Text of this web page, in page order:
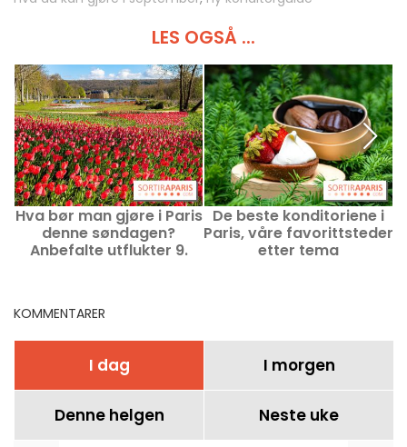
LES OGSÅ ...
Hva bør man gjøre i Paris
denne søndagen?
Anbefalte utflukter 9.
De beste konditoriene i
Paris, våre favorittsteder
etter tema
KOMMENTARER
I dag I morgen
Denne helgen Neste uke